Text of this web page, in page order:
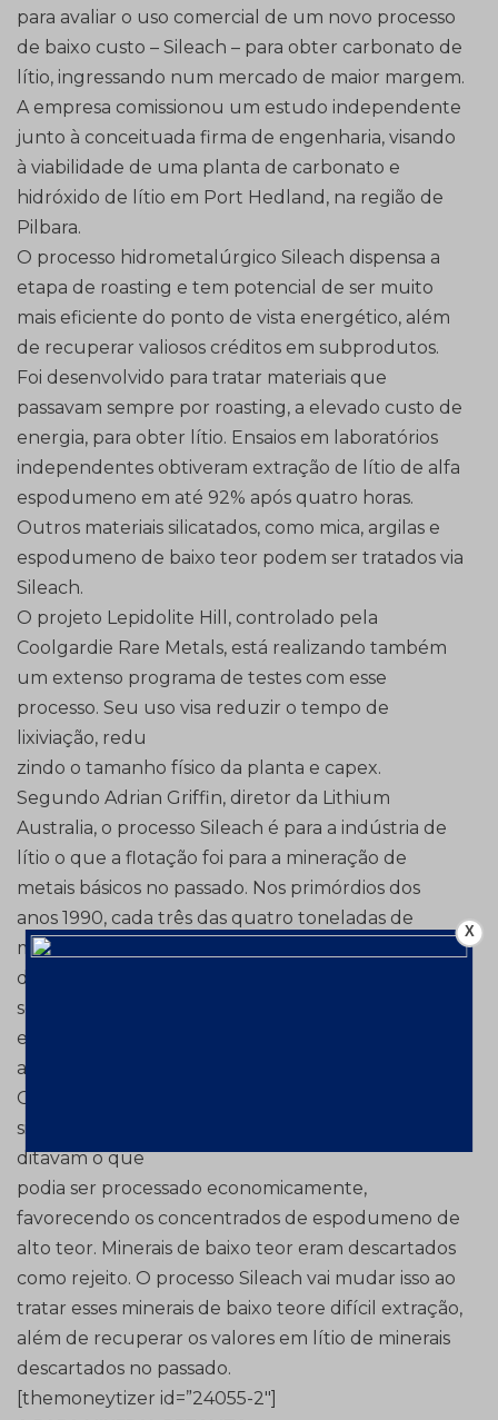
para avaliar o uso comercial de um novo processo
de baixo custo – Sileach – para obter carbonato de
lítio, ingressando num mercado de maior margem.
A empresa comissionou um estudo independente
junto à conceituada firma de engenharia, visando
à viabilidade de uma planta de carbonato e
hidróxido de lítio em Port Hedland, na região de
Pilbara.
O processo hidrometalúrgico Sileach dispensa a
etapa de roasting e tem potencial de ser muito
mais eficiente do ponto de vista energético, além
de recuperar valiosos créditos em subprodutos.
Foi desenvolvido para tratar materiais que
passavam sempre por roasting, a elevado custo de
energia, para obter lítio. Ensaios em laboratórios
independentes obtiveram extração de lítio de alfa
espodumeno em até 92% após quatro horas.
Outros materiais silicatados, como mica, argilas e
espodumeno de baixo teor podem ser tratados via
Sileach.
O projeto Lepidolite Hill, controlado pela
Coolgardie Rare Metals, está realizando também
um extenso programa de testes com esse
processo. Seu uso visa reduzir o tempo de
lixiviação, redu
zindo o tamanho físico da planta e capex.
Segundo Adrian Griffin, diretor da Lithium
Australia, o processo Sileach é para a indústria de
lítio o que a flotação foi para a mineração de
metais básicos no passado. Nos primórdios dos
anos 1990, cada três das quatro toneladas de
minério extraído de Broken Hill, na Austrália, eram
descartadas como rejeito pela impossibilidade de
separar o chumbo do zinco. A flotação com
espuma mudou radicalmente
a situação.
O lítio contido em rocha dura tem um dilema
similar, quando processos intensivos em energia
ditavam o que
podia ser processado economicamente,
favorecendo os concentrados de espodumeno de
alto teor. Minerais de baixo teor eram descartados
como rejeito. O processo Sileach vai mudar isso ao
tratar esses minerais de baixo teore difícil extração,
além de recuperar os valores em lítio de minerais
descartados no passado.
[themoneytizer id=”24055-2″]
X